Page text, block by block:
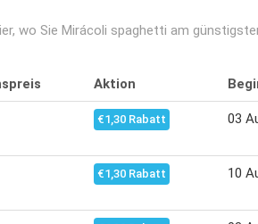
wo Sie Mirácoli spaghetti am
Aktion
€1,30 Rabatt 03
€1,30 Rabatt 10